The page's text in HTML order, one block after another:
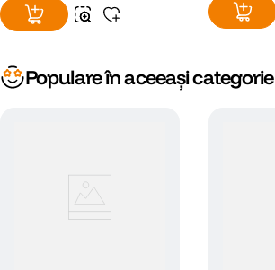
Populare în aceeași categorie